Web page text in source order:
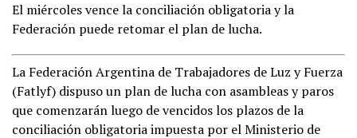
El miércoles vence la conciliación obligatoria y la
Federación puede retomar el plan de lucha.
La Federación Argentina de Trabajadores de Luz y Fuerza
(Fatlyf) dispuso un plan de lucha con asambleas y paros
que comenzarán luego de vencidos los plazos de la
conciliación obligatoria impuesta por el Ministerio de